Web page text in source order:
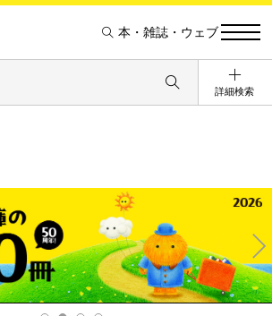
本・雑誌・ウェブ
詳細検索
Ne
xt